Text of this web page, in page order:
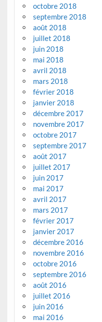
octobre 2018
septembre 2018
août 2018
juillet 2018
juin 2018
mai 2018
avril 2018
mars 2018
février 2018
janvier 2018
décembre 2017
novembre 2017
octobre 2017
septembre 2017
août 2017
juillet 2017
juin 2017
mai 2017
avril 2017
mars 2017
février 2017
janvier 2017
décembre 2016
novembre 2016
octobre 2016
septembre 2016
août 2016
juillet 2016
juin 2016
mai 2016